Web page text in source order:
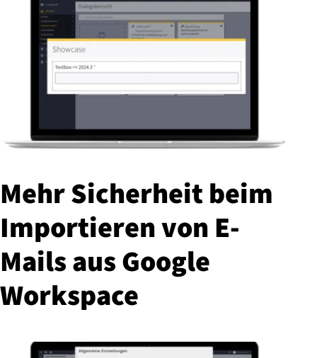
Mehr Sicherheit beim
Importieren von E-
Mails aus Google
Workspace